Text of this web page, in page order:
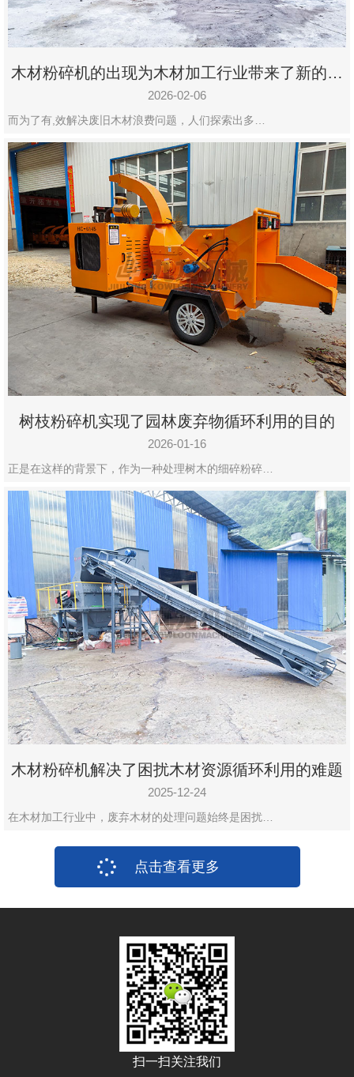
木材粉碎机的出现为木材加工行业带来了新的变
化
2026-02-06
而为了有,效解决废旧木材浪费问题，人们探索出多…
树枝粉碎机实现了园林废弃物循环利用的目的
2026-01-16
正是在这样的背景下，作为一种处理树木的细碎粉碎…
木材粉碎机解决了困扰木材资源循环利用的难题
2025-12-24
在木材加工行业中，废弃木材的处理问题始终是困扰…
点击查看更多
扫一扫关注我们